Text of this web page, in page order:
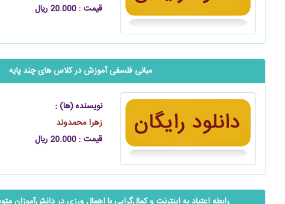
قیمت : 20.000 ریال
مبانی فلسفی آموزش در کلاس‌ های چند پایه
نویسنده (ها) :
زهرا محمدوند
قیمت : 20.000 ریال